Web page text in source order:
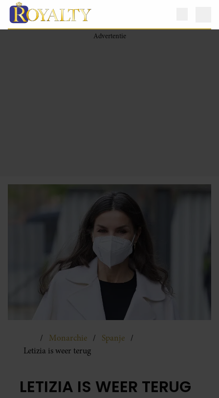
Monarchie
Spanje
Letizia is weer terug
LETIZIA IS WEER TERUG